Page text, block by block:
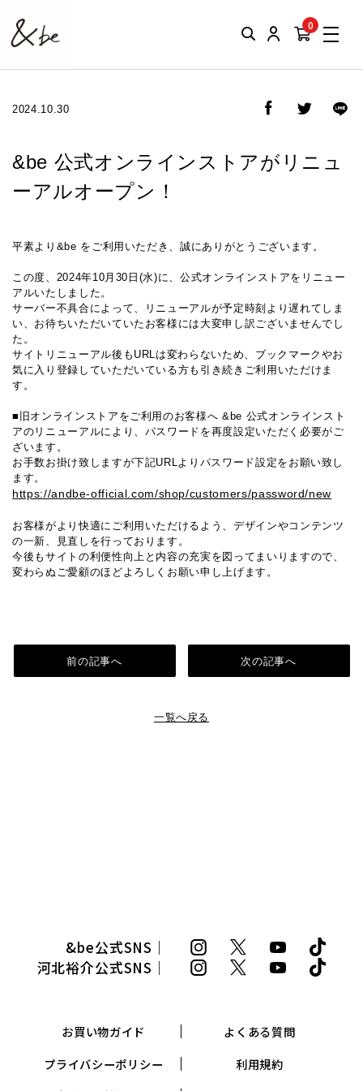
0
2024.10.30
&be 公式オンラインストアがリニュ
ーアルオープン！
平素より&be をご利用いただき、誠にありがとうございます。
この度、2024年10月30日(水)に、公式オンラインストアをリニュー
アルいたしました。
サーバー不具合によって、リニューアルが予定時刻より遅れてしま
い、お待ちいただいていたお客様には大変申し訳ございませんでし
た。
サイトリニューアル後もURLは変わらないため、ブックマークやお
気に入り登録していただいている方も引き続きご利用いただけま
す。
■旧オンラインストアをご利用のお客様へ &be 公式オンラインスト
アのリニューアルにより、パスワードを再度設定いただく必要がご
ざいます。
お手数お掛け致しますが下記URLよりパスワード設定をお願い致し
ます。
https://andbe-official.com/shop/customers/password/new
お客様がより快適にご利用いただけるよう、デザインやコンテンツ
の一新、見直しを行っております。
今後もサイトの利便性向上と内容の充実を図ってまいりますので、
変わらぬご愛顧のほどよろしくお願い申し上げます。
前の記事へ
一覧へ戻る
次の記事へ
&be公式SNS｜
河北裕介公式SNS｜
お買い物ガイド
よくある質問
プライバシーポリシー
利用規約